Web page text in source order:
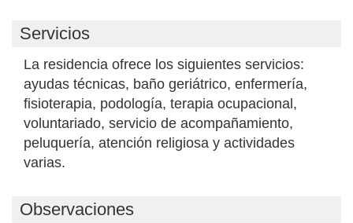
Servicios
La residencia ofrece los siguientes servicios:
ayudas técnicas, baño geriátrico, enfermería,
fisioterapia, podología, terapia ocupacional,
voluntariado, servicio de acompañamiento,
peluquería, atención religiosa y actividades
varias.
Observaciones